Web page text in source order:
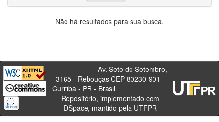
Não há resultados para sua busca.
Av. Sete de Setembro,
3165 - Rebouças CEP 80230-901 -
Curitiba - PR - Brasil
Repositório, implementado com
DSpace, mantido pela UTFPR